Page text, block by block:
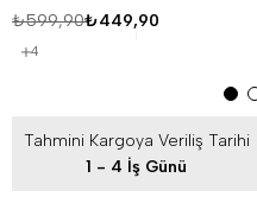
₺449,90
₺599,90
4
Tahmini Kargoya Veriliş Tarihi
1 - 4 İş Günü